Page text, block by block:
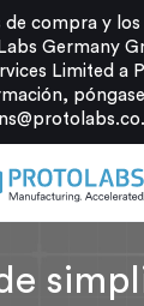
de compra y
Germany
Limited a